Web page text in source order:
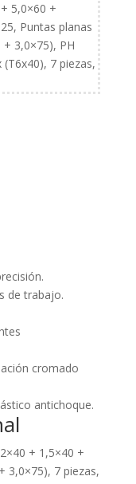
5,0×60 +
Puntas planas
3,0×75), PH
7 piezas,
de trabajo.
cromado
antichoque.
+ 1,5×40 +
3,0×75), 7 piezas,